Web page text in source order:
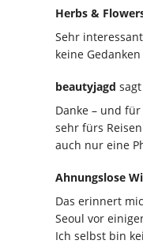
Herbs &
Sehr
keine
beautyjagd sagt
Danke – und
sehr fürs
auch nur eine
Ahnungslose
Das erinnert
Seoul vor
Ich selbst bin